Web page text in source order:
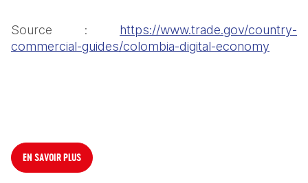
Source : https://www.trade.gov/country-
commercial-guides/colombia-digital-economy
EN SAVOIR PLUS